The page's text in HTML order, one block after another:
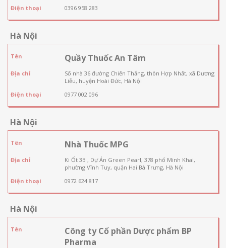
Điện thoại
0396 958 283
Hà Nội
Tên Quầy Thuốc An Tâm
Địa chỉ
Số nhà 36 đường Chiến Thắng, thôn Hợp Nhất, xã Dương
Liễu, huyện Hoài Đức, Hà Nội
Điện thoại
0977 002 096
Hà Nội
Tên Nhà Thuốc MPG
Địa chỉ
Ki Ốt 3B , Dự Án Green Pearl, 378 phố Minh Khai,
phường Vĩnh Tuy, quận Hai Bà Trưng, Hà Nội
Điện thoại
0972 624 817
Hà Nội
Tên
Công ty Cổ phần Dược phẩm BP
Pharma